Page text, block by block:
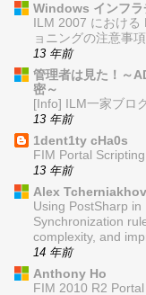
Windows インフラ
ILM 2007 におけ
ョニングの注意事項
13 年前
管理者は見た！～
密～
[Info] ILM一家ブロ
13 年前
1dent1ty cHa0s
FIM Portal
13 年前
Alex
Using PostSharp in
Synchronization
complexity, and
14 年前
Anthony Ho
FIM 2010 R2